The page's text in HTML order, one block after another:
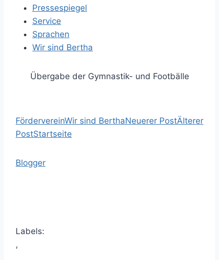
Pressespiegel
Service
Sprachen
Wir sind Bertha
Übergabe der Gymnastik- und Footbälle
FördervereinWir sind BerthaNeuerer PostÄlterer
PostStartseite
Blogger
Labels:
,